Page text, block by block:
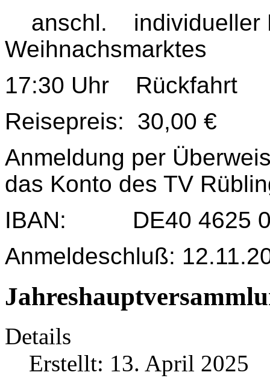
anschl. individueller
Weihnachsmarktes
17:30 Uhr Rückfahrt
Reisepreis: 30,00 €
Anmeldung per
das Konto des TV
IBAN: DE40 4625
Anmeldeschluß:
Details
Erstellt: 13. April 2025